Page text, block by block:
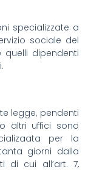
specializzate a
sociale del
quelli dipendenti
legge, pendenti
altri uffici sono
per la
giorni dalla
di cui all’art. 7,